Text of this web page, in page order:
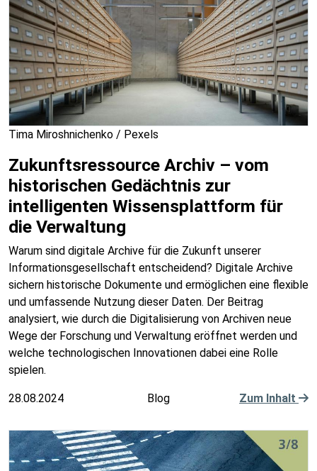
Tima Miroshnichenko / Pexels
Zukunftsressource Archiv – vom
historischen Gedächtnis zur
intelligenten Wissensplattform für
die Verwaltung
Warum sind digitale Archive für die Zukunft unserer
Informationsgesellschaft entscheidend? Digitale Archive
sichern historische Dokumente und ermöglichen eine flexible
und umfassende Nutzung dieser Daten. Der Beitrag
analysiert, wie durch die Digitalisierung von Archiven neue
Wege der Forschung und Verwaltung eröffnet werden und
welche technologischen Innovationen dabei eine Rolle
spielen.
28.08.2024 Blog Zum Inhalt